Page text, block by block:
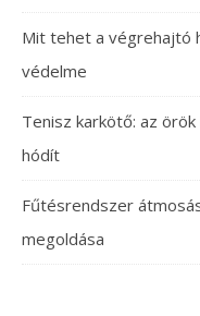
Mit tehet a végrehajtó
védelme
Tenisz karkötő: az
hódít
Fűtésrendszer
megoldása